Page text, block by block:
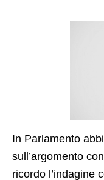
In Parlamento
sull’argomento
ricordo l’indagine